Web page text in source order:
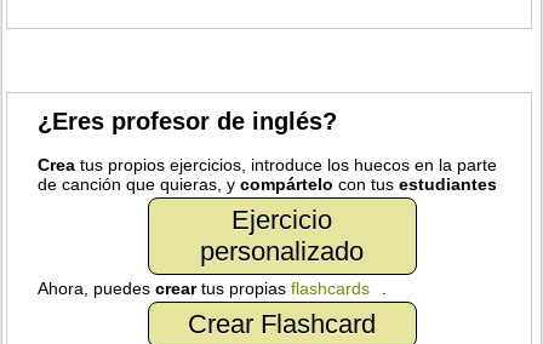
¿Eres profesor de inglés?
Crea tus propios ejercicios, introduce los huecos en la parte
de canción que quieras, ycompártelo con tusestudiantes
Ejercicio
personalizado
Ahora, puedescreartus propiasflashcards
Crear Flashcard